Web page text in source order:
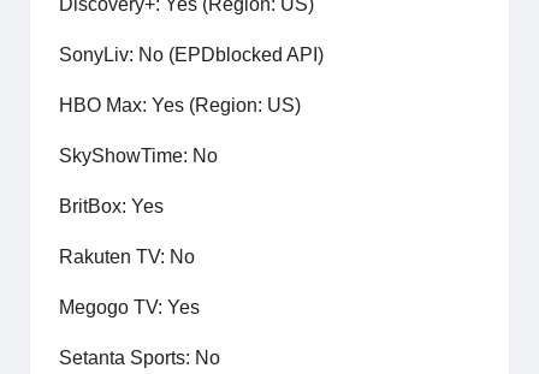
Discovery+: Yes (Region: US)
SonyLiv: No (EPDblocked API)
HBO Max: Yes (Region: US)
SkyShowTime: No
BritBox: Yes
Rakuten TV: No
Megogo TV: Yes
Setanta Sports: No